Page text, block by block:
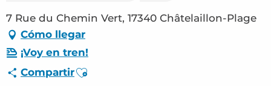
Vivir
Citas
Su estancia - ES
7 Rue du Chemin Vert, 17340 Châtelaillon-Plage
Cómo llegar
¡Voy en tren!
CompartirAjouter aux favoris